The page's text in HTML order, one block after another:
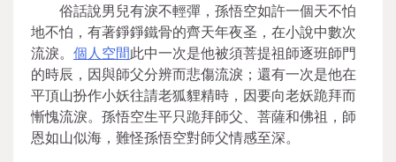
俗話說男兒有淚不輕彈，孫悟空如許一個天不怕
地不怕，有著錚錚鐵骨的齊天年夜圣，在小說中數次
流淚。 個人空間此中一次是他被須菩提祖師逐班師門
的時辰，因與師父分辨而悲傷流淚；還有一次是他在
平頂山扮作小妖往請老狐貍精時，因要向老妖跪拜而
慚愧流淚。孫悟空生平只跪拜師父、菩薩和佛祖，師
恩如山似海，難怪孫悟空對師父情感至深。